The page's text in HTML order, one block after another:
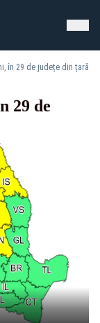
în 29 de județe din țară
29 de